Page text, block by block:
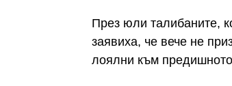
През юли талибаните,
заявиха, че вече не
лоялни към